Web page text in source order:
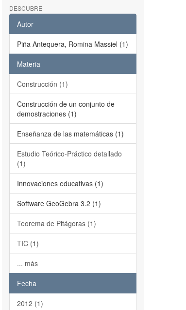
DESCUBRE
Autor
Piña Antequera, Romina Massiel (1)
Materia
Construcción (1)
Construcción de un conjunto de
demostraciones (1)
Enseñanza de las matemáticas (1)
Estudio Teórico-Práctico detallado
(1)
Innovaciones educativas (1)
Software GeoGebra 3.2 (1)
Teorema de Pitágoras (1)
TIC (1)
... más
Fecha
2012 (1)